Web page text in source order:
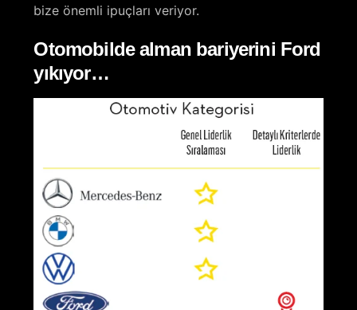
bize önemli ipuçları veriyor.
Otomobilde alman bariyerini Ford
yıkıyor…